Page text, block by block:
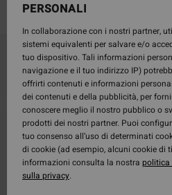
Filtra e Ordina
criteri
ricerca
visualizza
ordine
PERSONALI
In collaborazione con i nostri partner,
sistemi equivalenti per salvare e/o
tuo dispositivo. Tali informazioni
navigazione e il tuo indirizzo IP)
offrirti contenuti e informazioni
dei contenuti e della pubblicità, per
conoscere meglio il nostro pubblico o
prodotti dei nostri partner. Puoi
tuo consenso all’uso di determinati
di cookie (ad esempio, alcuni cookie di
informazioni consulta la nostra politica
sulla privacy.